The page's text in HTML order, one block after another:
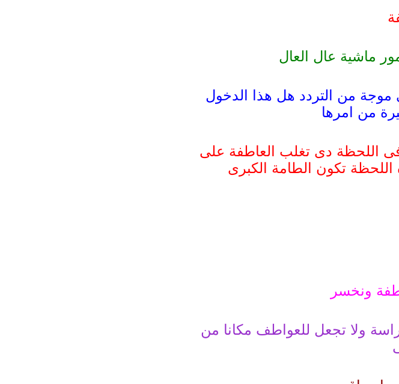
ماشية عال العال
من التردد هل هذا الدخول
من امرها
اللحظة دى تغلب العاطفة على
اللحظة تكون الطامة الكبرى
ونخسر
ولا تجعل للعواطف مكانا من